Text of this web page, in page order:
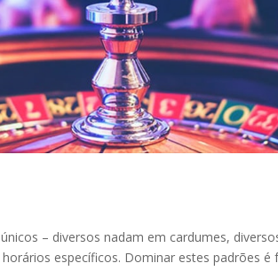
– diversos nadam em cardumes,
específicos. Dominar estes padrões